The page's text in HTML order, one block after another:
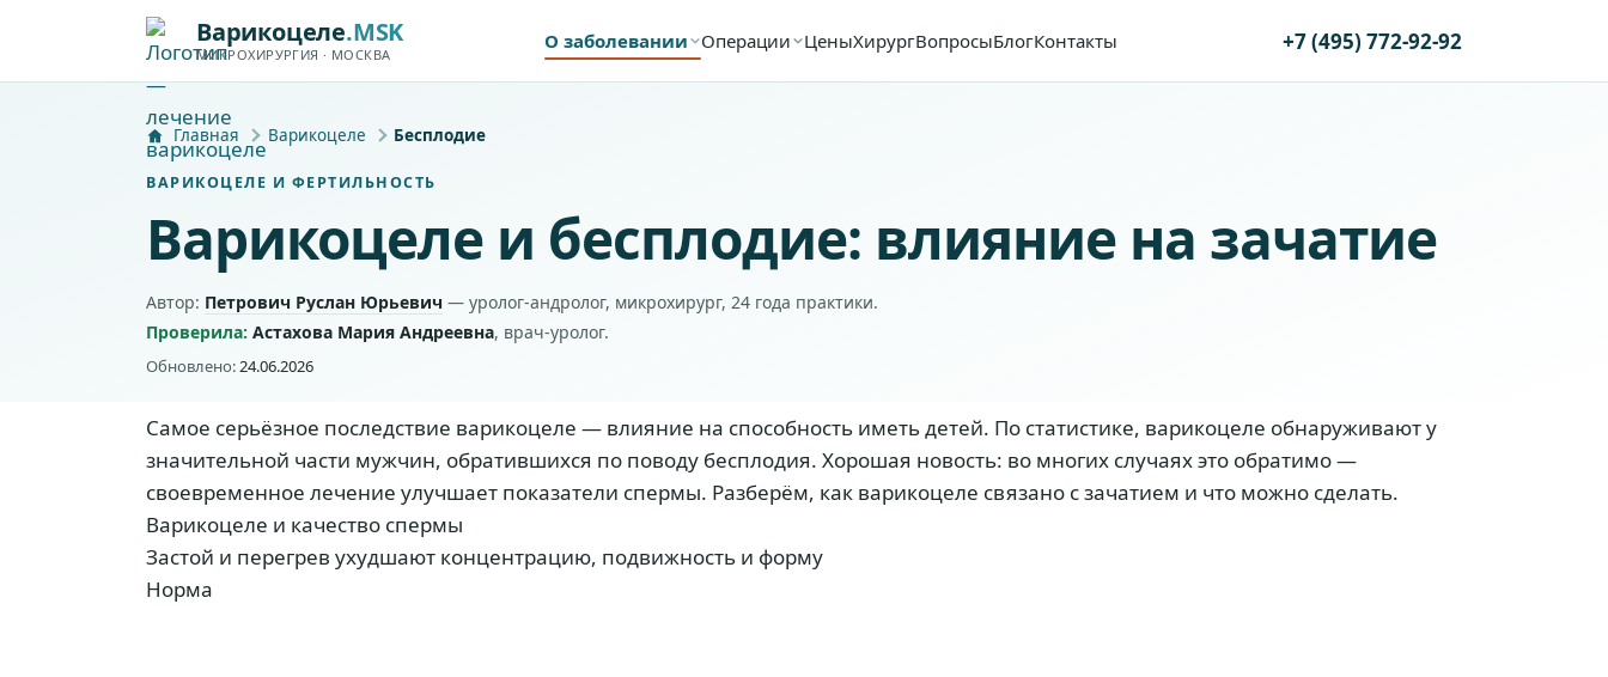
Варикоцеле.MSK
МИКРОХИРУРГИЯ · МОСКВА
О заболевании Операции ЦеныХирургВопросыБлогКонтакты +7 (495) 772-92-92
Главная Варикоцеле Бесплодие
ВАРИКОЦЕЛЕ И ФЕРТИЛЬНОСТЬ
Варикоцеле и бесплодие: влияние на зачатие
Автор: Петрович Руслан Юрьевич — уролог-андролог, микрохирург, 24 года практики.
Проверила: Астахова Мария Андреевна, врач-уролог.
Обновлено:24.06.2026
Самое серьёзное последствие варикоцеле — влияние на способность иметь детей. По статистике, варикоцеле обнаруживают у
значительной части мужчин, обратившихся по поводу бесплодия. Хорошая новость: во многих случаях это обратимо —
своевременное лечение улучшает показатели спермы. Разберём, как варикоцеле связано с зачатием и что можно сделать.
Варикоцеле и качество спермы
Застой и перегрев ухудшают концентрацию, подвижность и форму
Норма